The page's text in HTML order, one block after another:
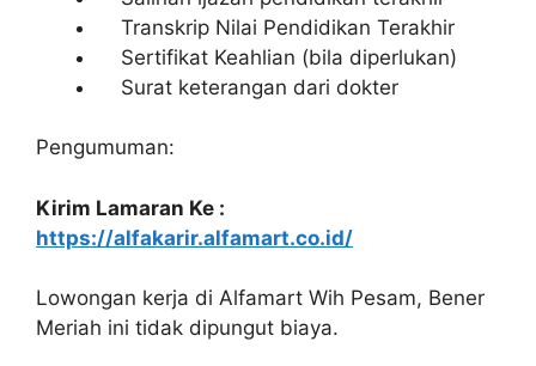
Transkrip Nilai Pendidikan Terakhir
Sertifikat Keahlian (bila diperlukan)
Surat keterangan dari dokter
Pengumuman:
Kirim Lamaran Ke :
https://alfakarir.alfamart.co.id/
Lowongan kerja di Alfamart Wih Pesam, Bener
Meriah ini tidak dipungut biaya.